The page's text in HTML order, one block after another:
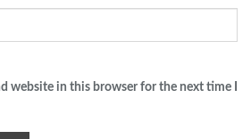
website in this browser for the next time I